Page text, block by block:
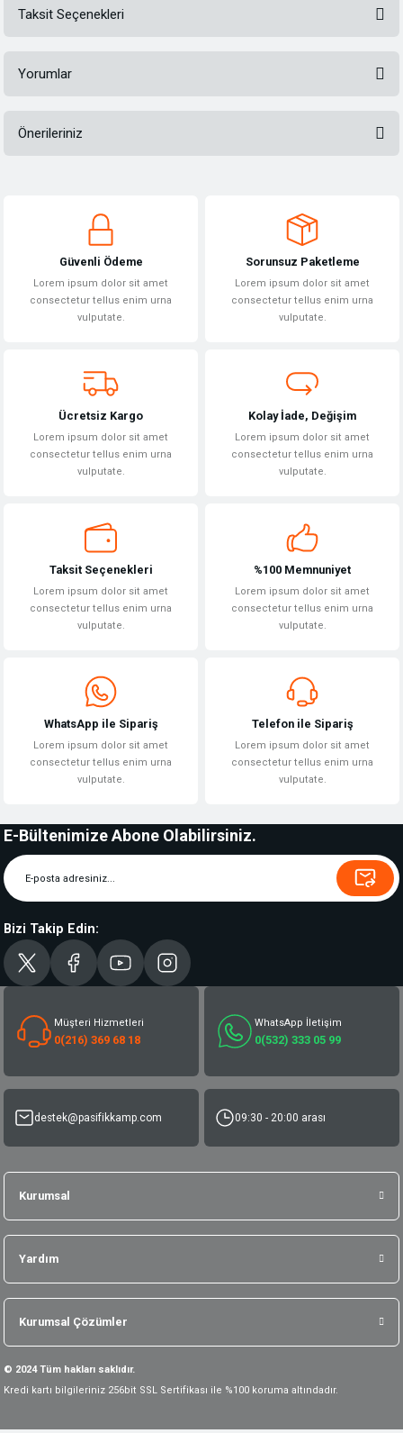
Taksit Seçenekleri
Yorumlar
Önerileriniz
Görüş ve önerileriniz için teşekkür ederiz.
Ürün açıklamasında eksik bilgiler bulunuyor.
Ürün bilgilerinde hatalar bulunuyor.
Bu ürüne benzer farklı alternatifler olmalı.
Güvenli Ödeme
Lorem ipsum dolor sit amet
consectetur tellus enim urna
vulputate.
Sorunsuz Paketleme
Lorem ipsum dolor sit amet
consectetur tellus enim urna
vulputate.
Ücretsiz Kargo
Lorem ipsum dolor sit amet
consectetur tellus enim urna
vulputate.
Kolay İade, Değişim
Lorem ipsum dolor sit amet
consectetur tellus enim urna
vulputate.
Taksit Seçenekleri
Lorem ipsum dolor sit amet
consectetur tellus enim urna
vulputate.
%100 Memnuniyet
Lorem ipsum dolor sit amet
consectetur tellus enim urna
vulputate.
WhatsApp ile Sipariş
Lorem ipsum dolor sit amet
consectetur tellus enim urna
vulputate.
Telefon ile Sipariş
Lorem ipsum dolor sit amet
consectetur tellus enim urna
vulputate.
E-Bültenimize Abone Olabilirsiniz.
Bizi Takip Edin:
Müşteri Hizmetleri
0(216) 369 68 18
WhatsApp İletişim
0(532) 333 05 99
destek@pasifikkamp.com 09:30 - 20:00 arası
Kurumsal
Yardım
Kurumsal Çözümler
© 2024 Tüm hakları saklıdır.
Kredi kartı bilgileriniz 256bit SSL Sertifikası ile %100 koruma altındadır.